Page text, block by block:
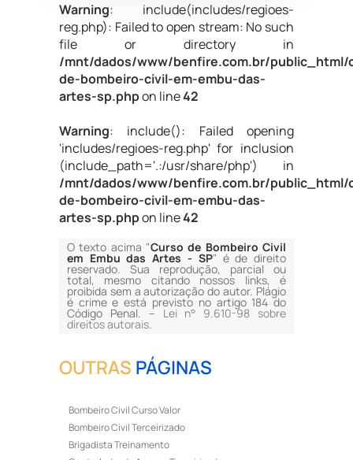
Warning: include(includes/regioes-
reg.php): Failed to open stream: No such
file or directory in
/mnt/dados/www/benfire.com.br/public_html/
de-bombeiro-civil-em-embu-das-
artes-sp.phpon line42
Warning: include(): Failed opening
'includes/regioes-reg.php' for inclusion
(include_path='.:/usr/share/php') in
/mnt/dados/www/benfire.com.br/public_html/
de-bombeiro-civil-em-embu-das-
artes-sp.phpon line42
O texto acima "Curso de Bombeiro Civil
em Embu das Artes - SP" é de direito
reservado. Sua reprodução, parcial ou
total, mesmo citando nossos links, é
proibida sem a autorização do autor. Plágio
é crime e está previsto no artigo 184 do
Código Penal. – Lei n° 9.610-98 sobre
direitos autorais.
OUTRAS PÁGINAS
Bombeiro Civil Curso Valor
Bombeiro Civil Terceirizado
Brigadista Treinamento